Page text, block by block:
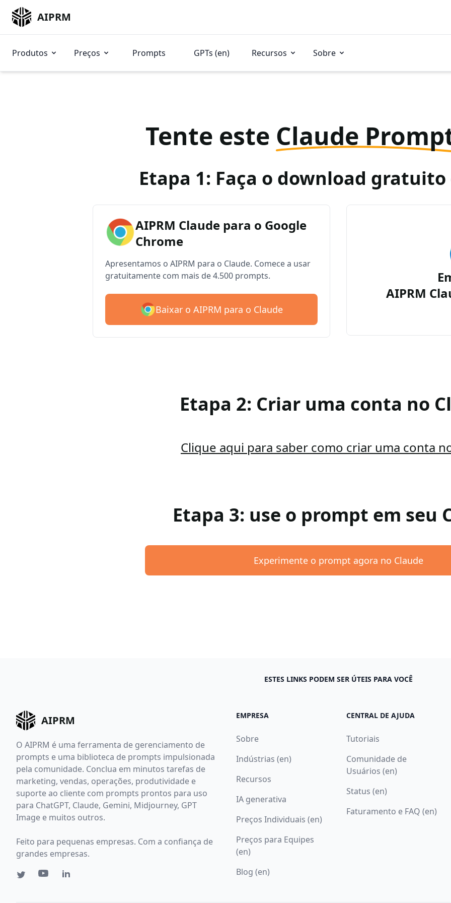
AIPRM
Produtos Preços Prompts GPTs (en) Recursos Sobre
Tente este Claude
Etapa 1: Faça o download gratuito
AIPRM Claude para o Google
Chrome
Apresentamos o AIPRM para o Claude. Comece a usar
gratuitamente com mais de 4.500 prompts.
Baixar o AIPRM para o Claude
AIPRM
Etapa 2: Criar uma conta no
Clique aqui para saber como criar uma conta
Etapa 3: use o prompt em seu
Experimente o prompt agora no Claude
ESTES LINKS PODEM SER ÚTEIS PARA VOCÊ
AIPRM
O AIPRM é uma ferramenta de gerenciamento de
prompts e uma biblioteca de prompts impulsionada
pela comunidade. Conclua em minutos tarefas de
marketing, vendas, operações, produtividade e
suporte ao cliente com prompts prontos para uso
para ChatGPT, Claude, Gemini, Midjourney, GPT
Image e muitos outros.
Feito para pequenas empresas. Com a confiança de
grandes empresas.
EMPRESA
Sobre
Indústrias (en)
Recursos
IA generativa
Preços Individuais (en)
Preços para Equipes
(en)
Blog (en)
CENTRAL DE AJUDA
Tutoriais
Comunidade de
Usuários (en)
Status (en)
Faturamento e FAQ (en)